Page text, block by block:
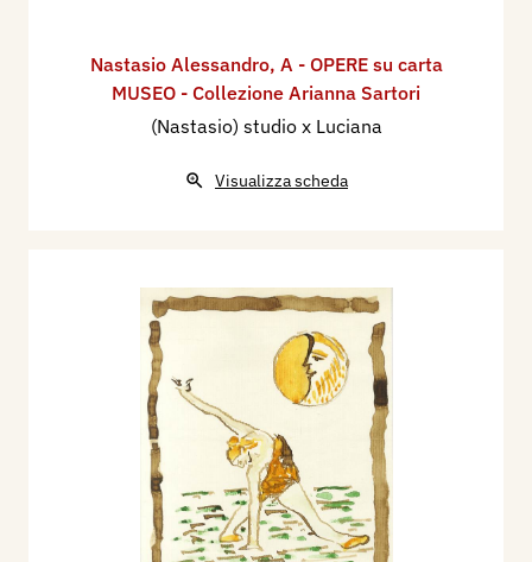
Nastasio Alessandro, A - OPERE su carta
MUSEO - Collezione Arianna Sartori
(Nastasio) studio x Luciana
Visualizza scheda